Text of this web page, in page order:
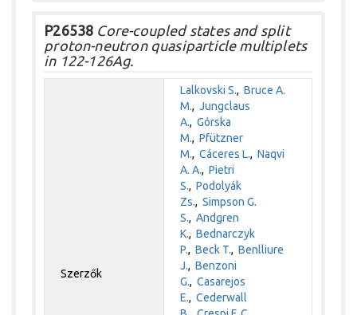
P26538 Core-coupled states and split
proton-neutron quasiparticle multiplets
in 122-126Ag.
Szerzők
Lalkovski S.,Bruce A.
M.,Jungclaus
A.,Górska
M.,Pfützner
M.,Cáceres L.,Naqvi
A. A.,Pietri
S.,Podolyák
Zs.,Simpson G.
S.,Andgren
K.,Bednarczyk
P.,Beck T.,Benlliure
J.,Benzoni
G.,Casarejos
E.,Cederwall